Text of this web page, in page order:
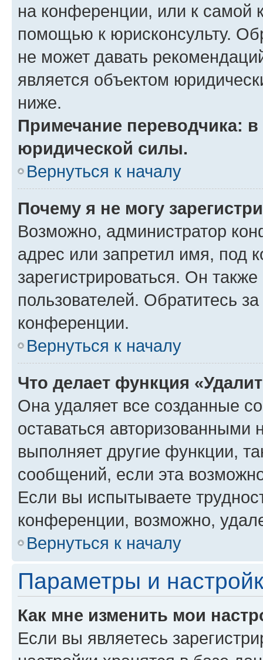
на конференции, или к самой
помощью к юрисконсульту.
не может давать
является объектом
ниже.
Примечание переводчика:
юридической силы.
Вернуться к началу
Почему я не могу
Возможно, администратор
адрес или запретил имя, под
зарегистрироваться. Он
пользователей. Обратитесь
конференции.
Вернуться к началу
Что делает функция
Она удаляет все созданные
оставаться авторизованными
выполняет другие функции,
сообщений, если эта
Если вы испытываете
конференции, возможно,
Вернуться к началу
Параметры и
Как мне изменить мои
Если вы являетесь